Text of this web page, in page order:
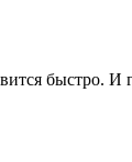
быстро. И